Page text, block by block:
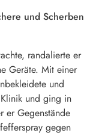
und Scherben
randalierte er
Geräte. Mit einer
und
und ging in
er Gegenstände
gegen